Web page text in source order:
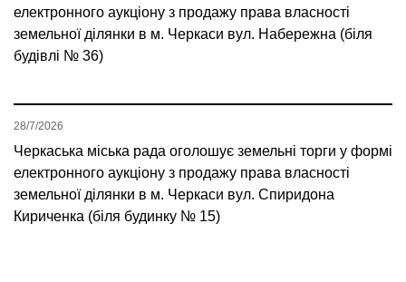
електронного аукціону з продажу права власності
земельної ділянки в м. Черкаси вул. Набережна (біля
будівлі № 36)
Черкаська міська рада оголошує земельні торги у формі
електронного аукціону з продажу права власності
земельної ділянки в м. Черкаси вул. Спиридона
Кириченка (біля будинку № 15)
28/7/2026